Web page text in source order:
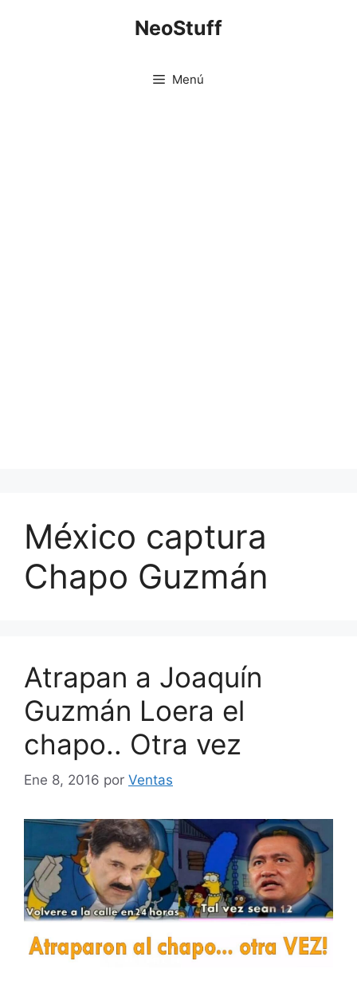
NeoStuff
Menú
México captura
Chapo Guzmán
Atrapan a Joaquín
Guzmán Loera el
chapo.. Otra vez
Ene 8, 2016 por Ventas